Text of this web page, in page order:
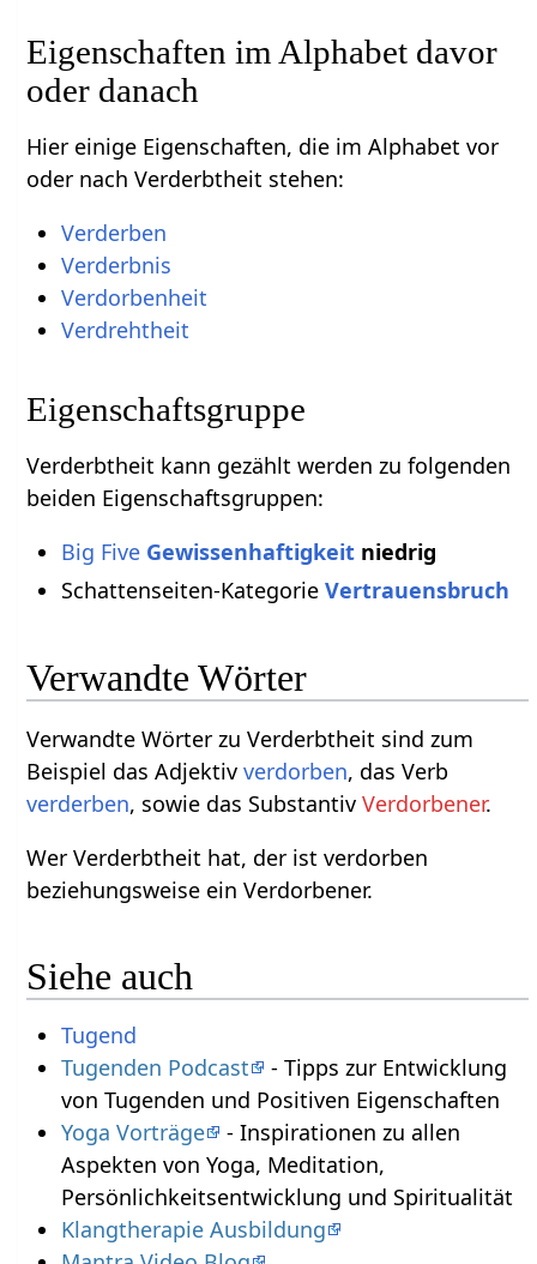
Eigenschaften im Alphabet davor
oder danach
Hier einige Eigenschaften, die im Alphabet vor
oder nach Verderbtheit stehen:
Verderben
Verderbnis
Verdorbenheit
Verdrehtheit
Eigenschaftsgruppe
Verderbtheit kann gezählt werden zu folgenden
beiden Eigenschaftsgruppen:
Big Five Gewissenhaftigkeitniedrig
Schattenseiten-Kategorie Vertrauensbruch
Verwandte Wörter
Verwandte Wörter zu Verderbtheit sind zum
Beispiel das Adjektivverdorben, das Verb
verderben, sowie das SubstantivVerdorbener.
Wer Verderbtheit hat, der ist verdorben
beziehungsweise ein Verdorbener.
Siehe auch
Tugend
Tugenden Podcast
- Tipps zur Entwicklung
von Tugenden und Positiven Eigenschaften
Yoga Vorträge
- Inspirationen zu allen
Aspekten von Yoga, Meditation,
Persönlichkeitsentwicklung und Spiritualität
Klangtherapie Ausbildung